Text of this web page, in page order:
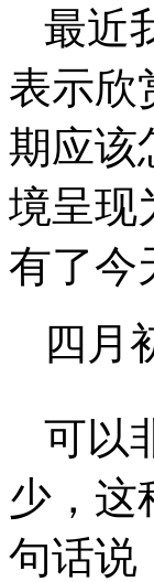
最近
表示欣
期应该
境呈现
有了今
四月
可以
少，这
句话说